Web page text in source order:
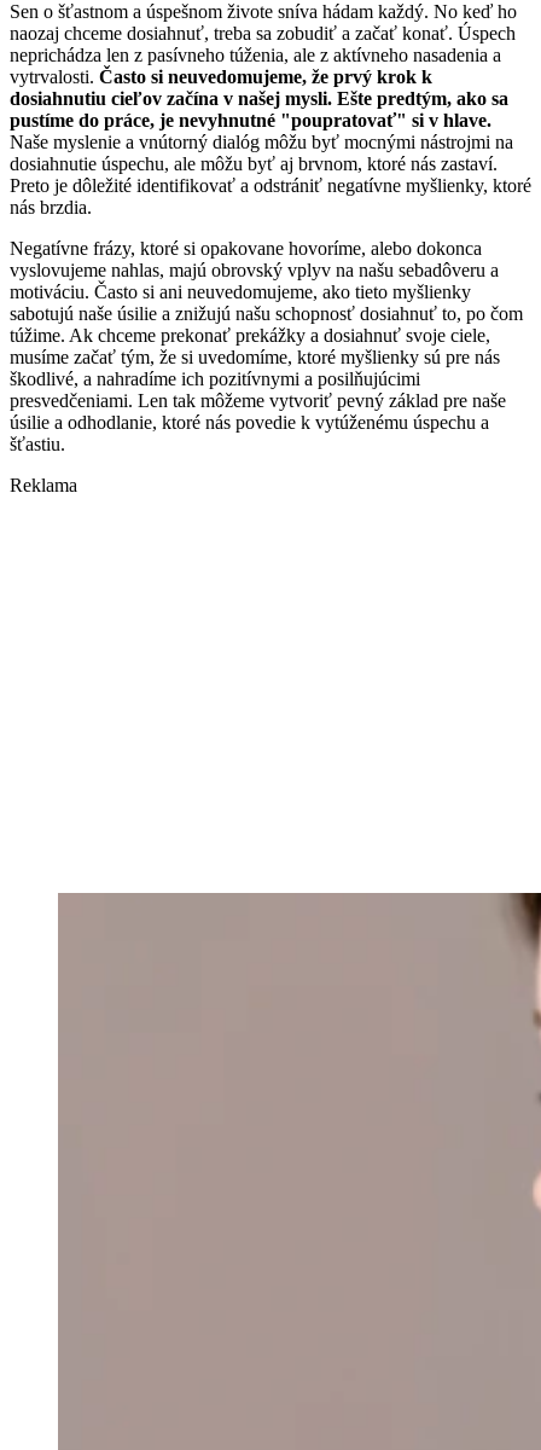
Sen o šťastnom a úspešnom živote sníva hádam každý. No keď ho
naozaj chceme dosiahnuť, treba sa zobudiť a začať konať. Úspech
neprichádza len z pasívneho túženia, ale z aktívneho nasadenia a
vytrvalosti. Často si neuvedomujeme, že prvý krok k
dosiahnutiu cieľov začína v našej mysli. Ešte predtým, ako sa
pustíme do práce, je nevyhnutné "poupratovať" si v hlave.
Naše myslenie a vnútorný dialóg môžu byť mocnými nástrojmi na
dosiahnutie úspechu, ale môžu byť aj brvnom, ktoré nás zastaví.
Preto je dôležité identifikovať a odstrániť negatívne myšlienky, ktoré
nás brzdia.
Negatívne frázy, ktoré si opakovane hovoríme, alebo dokonca
vyslovujeme nahlas, majú obrovský vplyv na našu sebadôveru a
motiváciu. Často si ani neuvedomujeme, ako tieto myšlienky
sabotujú naše úsilie a znižujú našu schopnosť dosiahnuť to, po čom
túžime. Ak chceme prekonať prekážky a dosiahnuť svoje ciele,
musíme začať tým, že si uvedomíme, ktoré myšlienky sú pre nás
škodlivé, a nahradíme ich pozitívnymi a posilňujúcimi
presvedčeniami. Len tak môžeme vytvoriť pevný základ pre naše
úsilie a odhodlanie, ktoré nás povedie k vytúženému úspechu a
šťastiu.
Reklama